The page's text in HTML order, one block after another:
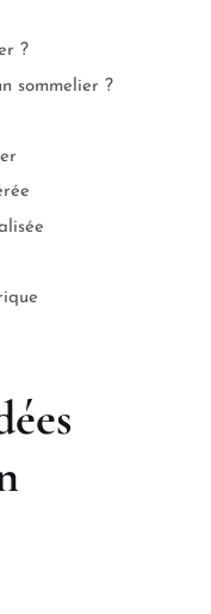
?
sommelier ?